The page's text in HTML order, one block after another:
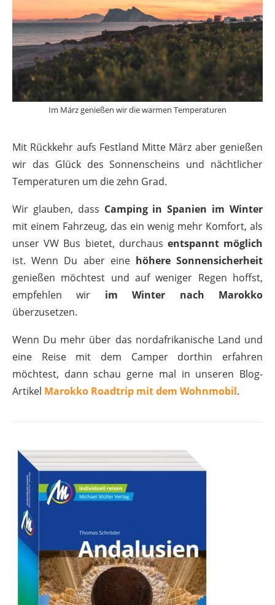
Im März genießen wir die warmen Temperaturen
Mit Rückkehr aufs Festland Mitte März aber genießen
wir das Glück des Sonnenscheins und nächtlicher
Temperaturen um die zehn Grad.
Wir glauben, dass Camping in Spanien im Winter
mit einem Fahrzeug, das ein wenig mehr Komfort, als
unser VW Bus bietet, durchaus entspannt möglich
ist. Wenn Du aber eine höhere Sonnensicherheit
genießen möchtest und auf weniger Regen hoffst,
empfehlen wir im Winter nach Marokko
überzusetzen.
Wenn Du mehr über das nordafrikanische Land und
eine Reise mit dem Camper dorthin erfahren
möchtest, dann schau gerne mal in unseren Blog-
Artikel Marokko Roadtrip mit dem Wohnmobil.